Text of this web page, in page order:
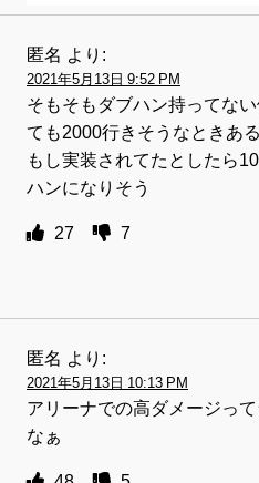
匿名 より:
2021年5月13日 9:52 PM
そもそもダブハン持ってな
ても2000行きそうなときあ
もし実装されてたとしたら
ハンになりそう
27 7
匿名 より:
2021年5月13日 10:13 PM
アリーナでの高ダメージっ
なぁ